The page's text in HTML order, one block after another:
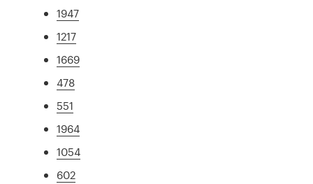
1947
1217
1669
478
551
1964
1054
602